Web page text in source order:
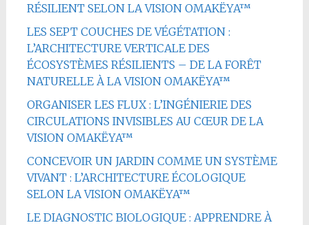
RÉSILIENT SELON LA VISION OMAKËYA™
LES SEPT COUCHES DE VÉGÉTATION :
L’ARCHITECTURE VERTICALE DES
ÉCOSYSTÈMES RÉSILIENTS – DE LA FORÊT
NATURELLE À LA VISION OMAKËYA™
ORGANISER LES FLUX : L’INGÉNIERIE DES
CIRCULATIONS INVISIBLES AU CŒUR DE LA
VISION OMAKËYA™
CONCEVOIR UN JARDIN COMME UN SYSTÈME
VIVANT : L’ARCHITECTURE ÉCOLOGIQUE
SELON LA VISION OMAKËYA™
LE DIAGNOSTIC BIOLOGIQUE : APPRENDRE À